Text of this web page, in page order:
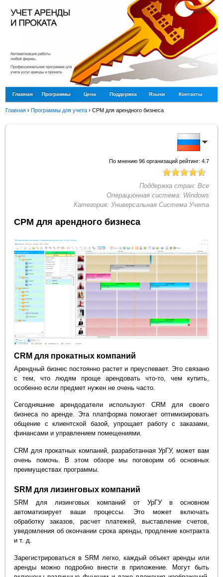
Главная Программы Цена Поддержка Языки Контакты
Главная ›Программы для учета ›СРМ для арендного бизнеса
По мнению 96организаций рейтинг: 4.7
Поддержка стран: Все
Операционная система: Windows
Категория: Универсальная Система Учета
СРМ для арендного бизнеса
CRM для прокатных компаний
Арендный бизнес постоянно растет и преуспевает. Это связано
с тем, что людям проще арендовать что-то, чем купить,
особенно если предмет нужен не очень часто.
Сегодняшние арендодатели используют CRM для своего
бизнеса по аренде. Эта платформа помогает оптимизировать
общение с клиентской базой, упрощает работу с заказами,
финансами и управлением помещениями.
CRM для прокатных компаний, разработанная УрГУ, может вам
очень помочь. В этом обзоре мы поговорим об основных
преимуществах программы.
SRM для лизинговых компаний
SRM для лизинговых компаний от УрГУ в основном
автоматизирует ваши процессы. Это может включать
обработку заказов, расчет платежей, выставление счетов,
уведомления об окончании срока аренды, продление контракта
и т. д.
Зарегистрироваться в SRM легко, каждый объект аренды или
аренды можно подробно внести в приложение. Могут быть